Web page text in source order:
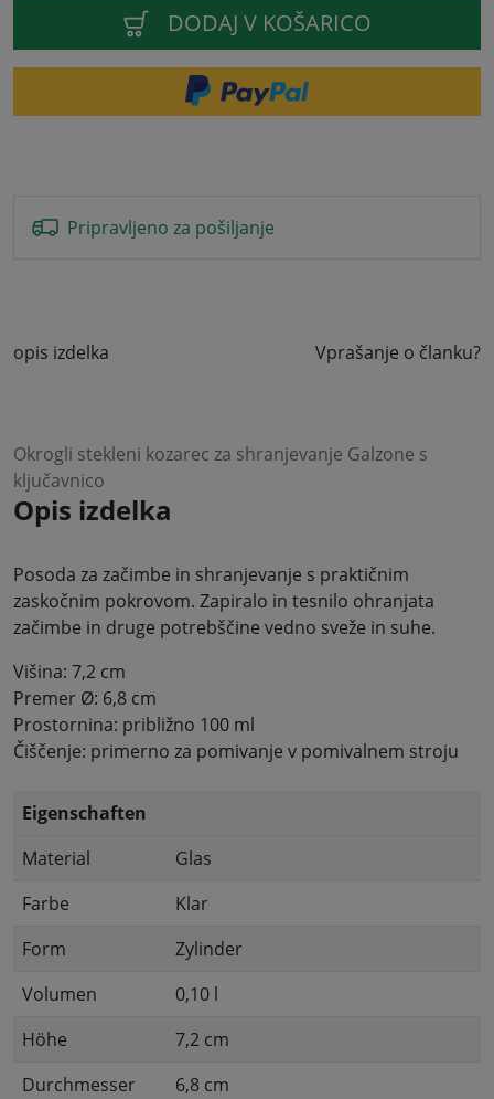
DODAJ V KOŠARICO
Pripravljeno za pošiljanje
opis izdelka Vprašanje o članku?
Okrogli stekleni kozarec za shranjevanje Galzone s
ključavnico
Opis izdelka
Posoda za začimbe in shranjevanje s praktičnim
zaskočnim pokrovom. Zapiralo in tesnilo ohranjata
začimbe in druge potrebščine vedno sveže in suhe.
Višina: 7,2 cm
Premer Ø: 6,8 cm
Prostornina: približno 100 ml
Čiščenje: primerno za pomivanje v pomivalnem stroju
Eigenschaften
Material
Glas
Farbe
Klar
Form
Zylinder
Volumen
0,10 l
Höhe
7,2 cm
Durchmesser
6,8 cm